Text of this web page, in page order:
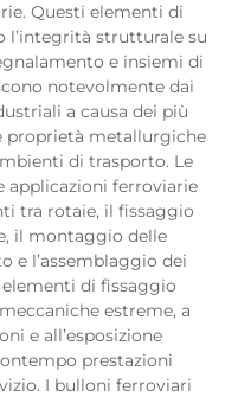
Questi elementi di
l’integrità strutturale su
e insiemi di
notevolmente dai
a causa dei più
proprietà metallurgiche
di trasporto. Le
applicazioni ferroviarie
tra rotaie, il fissaggio
il montaggio delle
e l’assemblaggio dei
di fissaggio
estreme, a
e all’esposizione
prestazioni
I bulloni ferroviari